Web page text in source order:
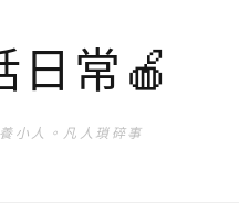
日常🍎
小人。凡人瑣碎事